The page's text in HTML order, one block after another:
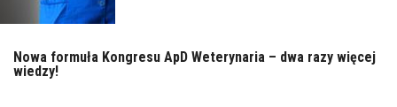
Nowa formuła Kongresu ApD Weterynaria – dwa razy więcej
wiedzy!